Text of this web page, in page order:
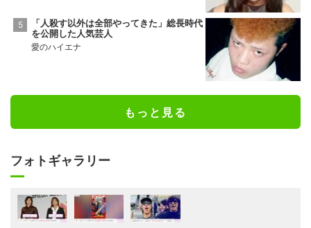
「人殺す以外は全部やってきた」総長時代
を公開した人気芸人
愛のハイエナ
もっと見る
フォトギャラリー